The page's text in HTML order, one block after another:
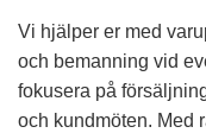
Vi hjälper er med
och bemanning vid
fokusera på
och kundmöten. Med